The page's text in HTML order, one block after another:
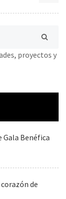
proyectos y
Gala Benéfica
de